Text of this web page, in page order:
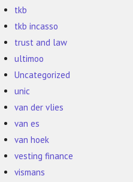
tkb
tkb incasso
trust and law
ultimoo
Uncategorized
unic
van der vlies
van es
van hoek
vesting finance
vismans